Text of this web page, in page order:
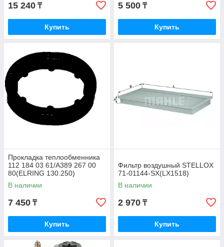
15 240 ₸
Купить
5 500 ₸
Купить
Прокладка теплообменника
112 184 03 61/A389 267 00
80(ELRING 130.250)
В наличии
7 450 ₸
Купить
Фильтр воздушный STELLOX
71-01144-SX(LX1518)
В наличии
2 970 ₸
Купить